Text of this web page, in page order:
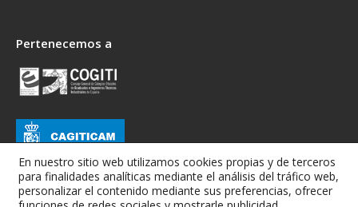
Pertenecemos a
En nuestro sitio web utilizamos cookies propias y de terceros
para finalidades analíticas mediante el análisis del tráfico web,
personalizar el contenido mediante sus preferencias, ofrecer